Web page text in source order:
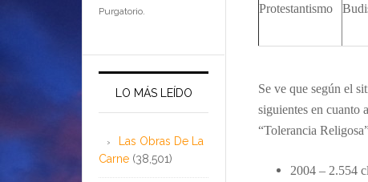
Protestantismo
Se ve que según el
siguientes en cuanto
“Tolerancia
2004 – 2.554
Purgatorio.
LO MÁS LEÍDO
Las Obras De La
Carne (38,501)